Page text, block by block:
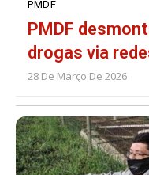
PMDF
PMDF
drogas via
28 De Março De 2026